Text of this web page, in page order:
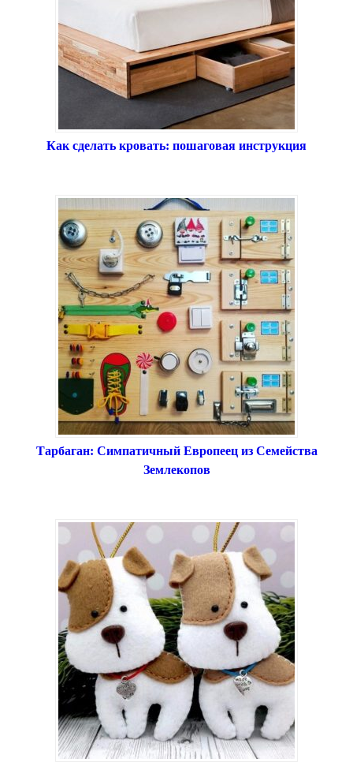
Как сделать кровать: пошаговая инструкция
Тарбаган: Симпатичный Европеец из Семейства
Землекопов